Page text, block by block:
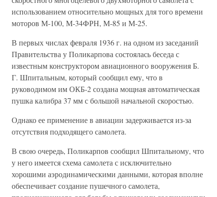
использованием относительно мощных для того времени
моторов М-100, М-34ФРН, М-85 и М-25.
В первых числах февраля 1936 г. на одном из заседаний
Правительства у Поликарпова состоялась беседа с
известным конструктором авиационного вооружения Б.
Г. Шпитальным, который сообщил ему, что в
руководимом им ОКБ-2 создана мощная автоматическая
пушка калибра 37 мм с большой начальной скоростью.
Однако ее применение в авиации задерживается из-за
отсутствия подходящего самолета.
В свою очередь, Поликарпов сообщил Шпитальному, что
у него имеется схема самолета с исключительно
хорошими аэродинамическими данными, которая вполне
обеспечивает создание пушечного самолета,